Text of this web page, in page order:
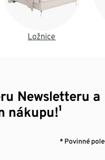
Ložnice
Newsletteru a
nákupu!¹
* Povinné pole